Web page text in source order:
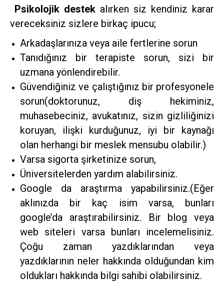
Psikolojik destek alırken siz kendiniz karar
vereceksiniz sizlere birkaç ipucu;
Arkadaşlarınıza veya aile fertlerine sorun
Tanıdığınız bir terapiste sorun, sizi bir
uzmana yönlendirebilir.
Güvendiğiniz ve çalıştığınız bir profesyonele
sorun(doktorunuz, diş hekiminiz,
muhasebeciniz, avukatınız, sizin gizliliğinizi
koruyan, ilişki kurduğunuz, iyi bir kaynağı
olan herhangi bir meslek mensubu olabilir.)
Varsa sigorta şirketinize sorun,
Üniversitelerden yardım alabilirsiniz.
Google da araştırma yapabilirsiniz.(Eğer
aklınızda bir kaç isim varsa, bunları
google’da araştırabilirsiniz. Bir blog veya
web siteleri varsa bunları incelemelisiniz.
Çoğu zaman yazdıklarından veya
yazdıklarının neler hakkında olduğundan kim
oldukları hakkında bilgi sahibi olabilirsiniz.